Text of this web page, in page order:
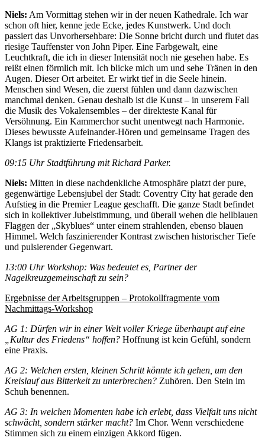
Niels: Am Vormittag stehen wir in der neuen Kathedrale. Ich war
schon oft hier, kenne jede Ecke, jedes Kunstwerk. Und doch
passiert das Unvorhersehbare: Die Sonne bricht durch und flutet das
riesige Tauffenster von John Piper. Eine Farbgewalt, eine
Leuchtkraft, die ich in dieser Intensität noch nie gesehen habe. Es
reißt einen förmlich mit. Ich blicke mich um und sehe Tränen in den
Augen. Dieser Ort arbeitet. Er wirkt tief in die Seele hinein.
Menschen sind Wesen, die zuerst fühlen und dann dazwischen
manchmal denken. Genau deshalb ist die Kunst – in unserem Fall
die Musik des Vokalensembles – der direkteste Kanal für
Versöhnung. Ein Kammerchor sucht unentwegt nach Harmonie.
Dieses bewusste Aufeinander-Hören und gemeinsame Tragen des
Klangs ist praktizierte Friedensarbeit.
09:15 Uhr Stadtführung mit Richard Parker.
Niels: Mitten in diese nachdenkliche Atmosphäre platzt der pure,
gegenwärtige Lebensjubel der Stadt: Coventry City hat gerade den
Aufstieg in die Premier League geschafft. Die ganze Stadt befindet
sich in kollektiver Jubelstimmung, und überall wehen die hellblauen
Flaggen der „Skyblues“ unter einem strahlenden, ebenso blauen
Himmel. Welch faszinierender Kontrast zwischen historischer Tiefe
und pulsierender Gegenwart.
13:00 Uhr Workshop: Was bedeutet es, Partner der
Nagelkreuzgemeinschaft zu sein?
Ergebnisse der Arbeitsgruppen – Protokollfragmente vom
Nachmittags-Workshop
AG 1: Dürfen wir in einer Welt voller Kriege überhaupt auf eine
„Kultur des Friedens“ hoffen? Hoffnung ist kein Gefühl, sondern
eine Praxis.
AG 2: Welchen ersten, kleinen Schritt könnte ich gehen, um den
Kreislauf aus Bitterkeit zu unterbrechen? Zuhören. Den Stein im
Schuh benennen.
AG 3: In welchen Momenten habe ich erlebt, dass Vielfalt uns nicht
schwächt, sondern stärker macht? Im Chor. Wenn verschiedene
Stimmen sich zu einem einzigen Akkord fügen.